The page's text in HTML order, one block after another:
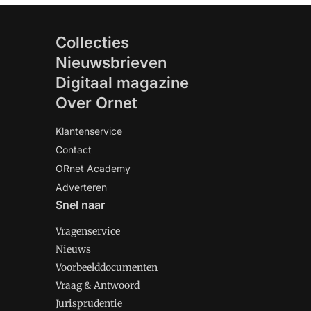
Collecties
Nieuwsbrieven
Digitaal magazine
Over Ornet
Klantenservice
Contact
ORnet Academy
Adverteren
Snel naar
Vragenservice
Nieuws
Voorbeelddocumenten
Vraag & Antwoord
Jurisprudentie